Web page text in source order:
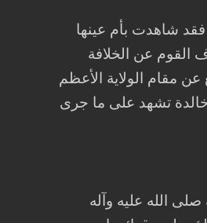
فقد شاهدت بأم ‏عينها
القوم عن الخلافة
عن مقام الولاية الأعظم
خالدة تشهد على ما جرى
الله عليه وآله